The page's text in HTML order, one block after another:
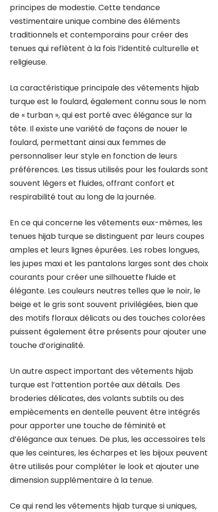
principes de modestie. Cette tendance
vestimentaire unique combine des éléments
traditionnels et contemporains pour créer des
tenues qui reflètent à la fois l’identité culturelle et
religieuse.
La caractéristique principale des vêtements hijab
turque est le foulard, également connu sous le nom
de « turban », qui est porté avec élégance sur la
tête. Il existe une variété de façons de nouer le
foulard, permettant ainsi aux femmes de
personnaliser leur style en fonction de leurs
préférences. Les tissus utilisés pour les foulards sont
souvent légers et fluides, offrant confort et
respirabilité tout au long de la journée.
En ce qui concerne les vêtements eux-mêmes, les
tenues hijab turque se distinguent par leurs coupes
amples et leurs lignes épurées. Les robes longues,
les jupes maxi et les pantalons larges sont des choix
courants pour créer une silhouette fluide et
élégante. Les couleurs neutres telles que le noir, le
beige et le gris sont souvent privilégiées, bien que
des motifs floraux délicats ou des touches colorées
puissent également être présents pour ajouter une
touche d’originalité.
Un autre aspect important des vêtements hijab
turque est l’attention portée aux détails. Des
broderies délicates, des volants subtils ou des
empiècements en dentelle peuvent être intégrés
pour apporter une touche de féminité et
d’élégance aux tenues. De plus, les accessoires tels
que les ceintures, les écharpes et les bijoux peuvent
être utilisés pour compléter le look et ajouter une
dimension supplémentaire à la tenue.
Ce qui rend les vêtements hijab turque si uniques,